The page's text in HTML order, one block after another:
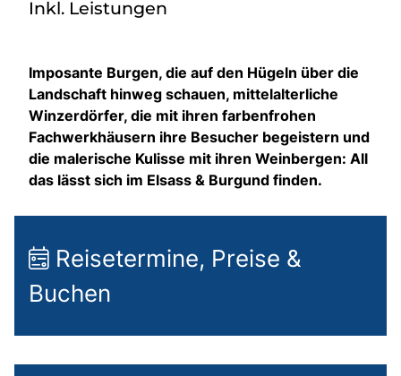
Inkl. Leistungen
Imposante Burgen, die auf den Hügeln über die
Landschaft hinweg schauen, mittelalterliche
Winzerdörfer, die mit ihren farbenfrohen
Fachwerkhäusern ihre Besucher begeistern und
die malerische Kulisse mit ihren Weinbergen: All
das lässt sich im Elsass & Burgund finden.
Reisetermine, Preise &
Buchen